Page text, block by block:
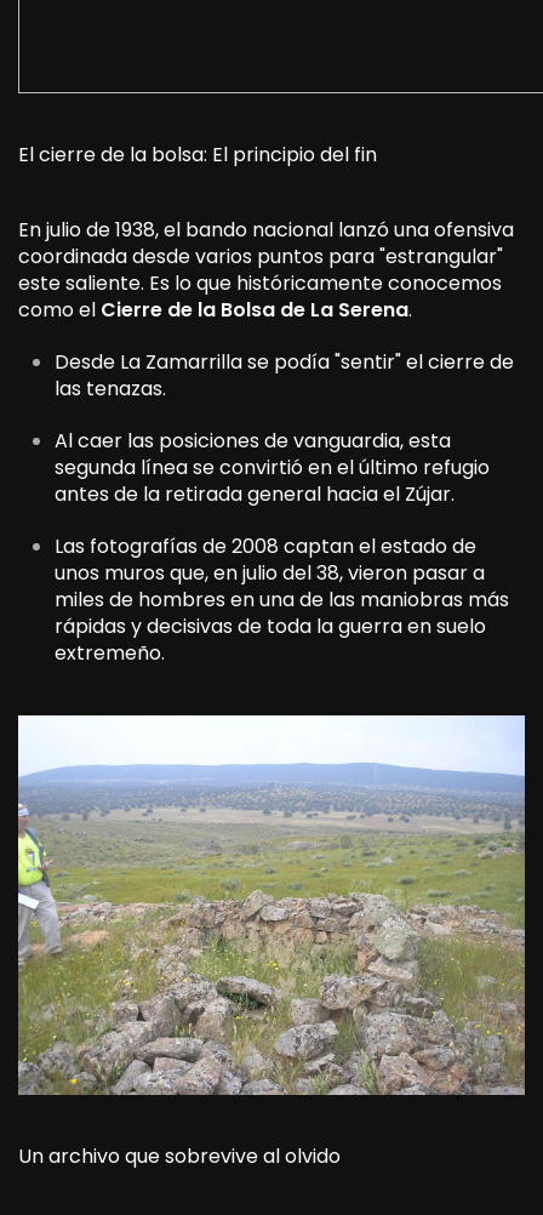
El cierre de la bolsa: El principio del fin
En julio de 1938, el bando nacional lanzó una ofensiva
coordinada desde varios puntos para "estrangular"
este saliente. Es lo que históricamente conocemos
como el Cierre de la Bolsa de La Serena.
Desde La Zamarrilla se podía "sentir" el cierre de
las tenazas.
Al caer las posiciones de vanguardia, esta
segunda línea se convirtió en el último refugio
antes de la retirada general hacia el Zújar.
Las fotografías de 2008 captan el estado de
unos muros que, en julio del 38, vieron pasar a
miles de hombres en una de las maniobras más
rápidas y decisivas de toda la guerra en suelo
extremeño.
Un archivo que sobrevive al olvido